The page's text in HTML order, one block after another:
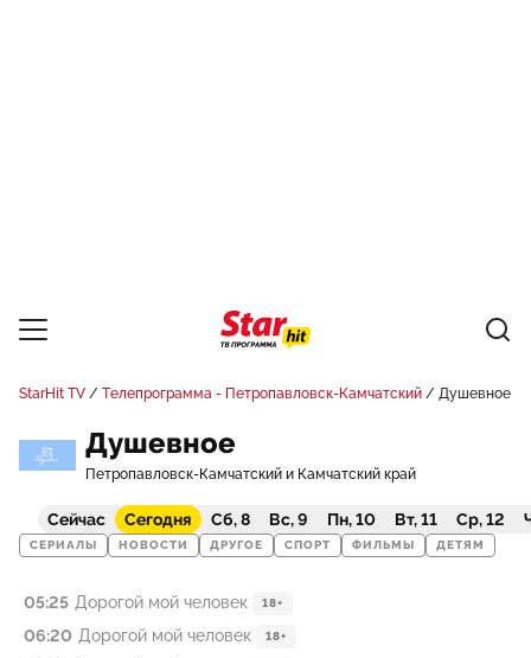
StarHit TV Телепрограмма - Петропавловск-Камчатский Душевное
Душевное
Петропавловск-Камчатский и Камчатский край
Сейчас Сегодня Сб, 8 Вс, 9 Пн, 10 Вт, 11 Ср, 12
СЕРИАЛЫ НОВОСТИ ДРУГОЕ СПОРТ ФИЛЬМЫ ДЕТЯМ
05:25 Дорогой мой человек 18+
06:20 Дорогой мой человек 18+